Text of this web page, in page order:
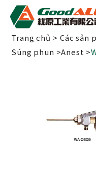
Trang chủ Các sản
Súng phun
Anest
Bảng quản lý cookie